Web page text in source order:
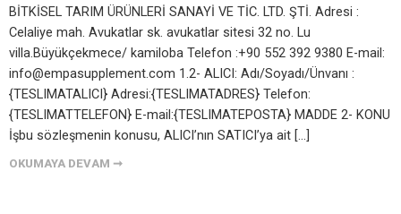
BİTKİSEL TARIM ÜRÜNLERİ SANAYİ VE TİC. LTD. ŞTİ. Adresi :
Celaliye mah. Avukatlar sk. avukatlar sitesi 32 no. Lu
villa.Büyükçekmece/ kamiloba Telefon :+90 552 392 9380 E-mail:
info@empasupplement.com 1.2- ALICI: Adı/Soyadı/Ünvanı :
{TESLIMATALICI} Adresi:{TESLIMATADRES} Telefon:
{TESLIMATTELEFON} E-mail:{TESLIMATEPOSTA} MADDE 2- KONU
İşbu sözleşmenin konusu, ALICI’nın SATICI’ya ait […]
OKUMAYA DEVAM ➞